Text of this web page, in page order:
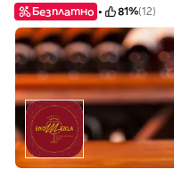
Безплатно 81%(12)